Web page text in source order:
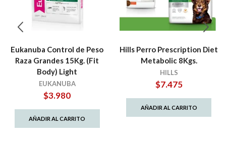
Eukanuba Control de Peso
Raza Grandes 15Kg. (Fit
Body) Light
EUKANUBA
$3.980
AÑADIR AL CARRITO
Hills Perro Prescription Diet
Metabolic 8Kgs.
HILLS
$7.475
AÑADIR AL CARRITO